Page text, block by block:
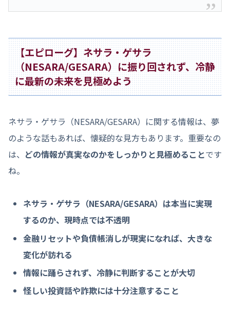
【エピローグ】ネサラ・ゲサラ
（NESARA/GESARA）に振り回されず、冷静
に最新の未来を見極めよう
ネサラ・ゲサラ（NESARA/GESARA）に関する情報は、夢
のような話もあれば、懐疑的な見方もあります。重要なの
は、 どの情報が真実なのかをしっかりと見極めることです
ね。
ネサラ・ゲサラ（NESARA/GESARA）は本当に実現
するのか、現時点では不透明
金融リセットや負債帳消しが現実になれば、大きな
変化が訪れる
情報に踊らされず、冷静に判断することが大切
怪しい投資話や詐欺には十分注意すること